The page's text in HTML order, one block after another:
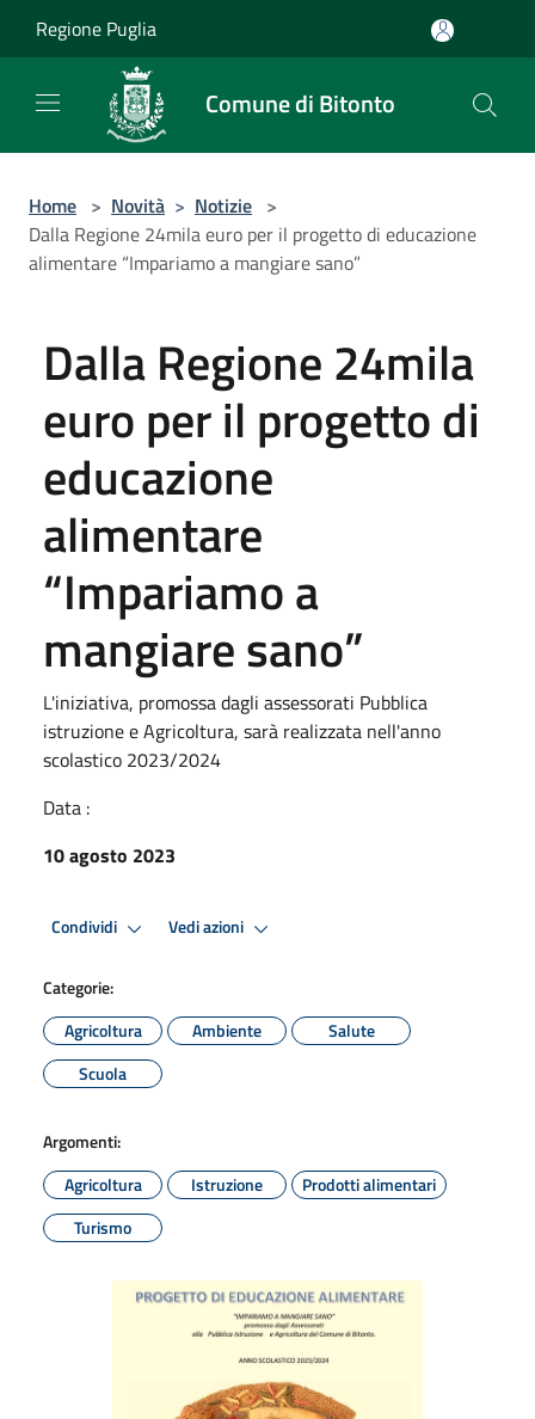
Regione Puglia
Comune di Bitonto
Home > Novità > Notizie >
Dalla Regione 24mila euro per il progetto di educazione
alimentare “Impariamo a mangiare sano”
Dalla Regione 24mila
euro per il progetto di
educazione
alimentare
“Impariamo a
mangiare sano”
L'iniziativa, promossa dagli assessorati Pubblica
istruzione e Agricoltura, sarà realizzata nell'anno
scolastico 2023/2024
Data :
10 agosto 2023
Condividi Vedi azioni
Categorie:
Agricoltura
Ambiente
Salute
Scuola
Argomenti:
Agricoltura
Istruzione
Prodotti alimentari
Turismo